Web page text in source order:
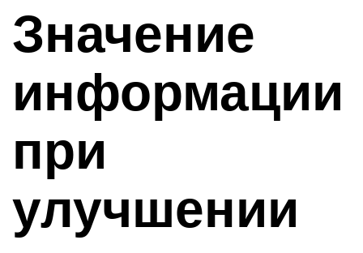
Значение
информации
при
улучшении